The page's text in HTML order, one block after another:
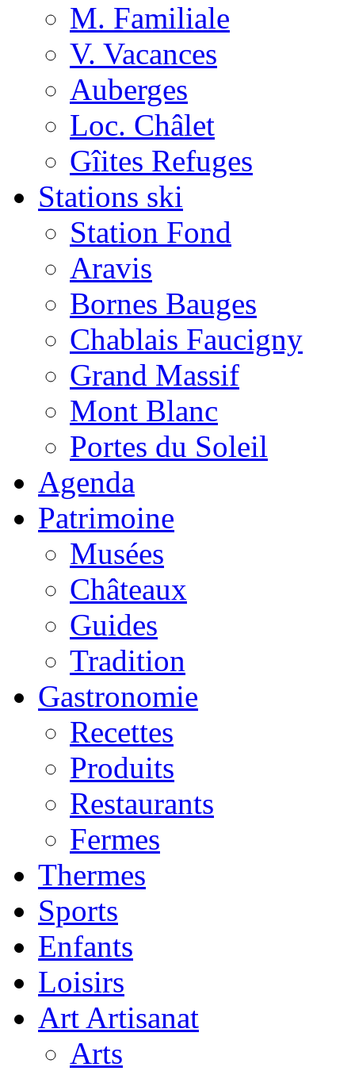
M. Familiale
V. Vacances
Auberges
Loc. Châlet
Gîites Refuges
Stations ski
Station Fond
Aravis
Bornes Bauges
Chablais Faucigny
Grand Massif
Mont Blanc
Portes du Soleil
Agenda
Patrimoine
Musées
Châteaux
Guides
Tradition
Gastronomie
Recettes
Produits
Restaurants
Fermes
Thermes
Sports
Enfants
Loisirs
Art Artisanat
Arts